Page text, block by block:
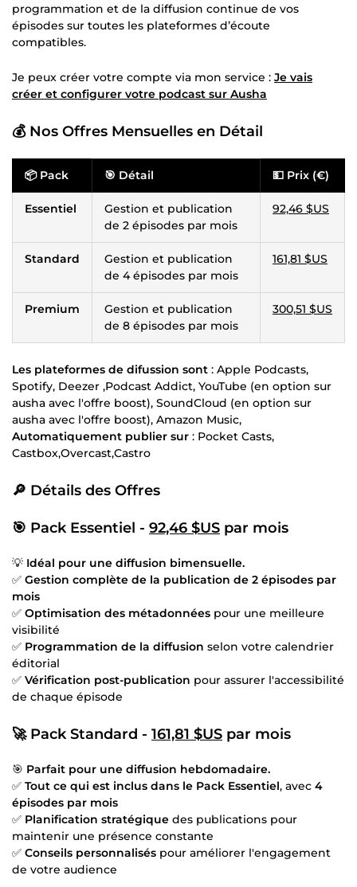
programmation et de la diffusion continue de vos
épisodes sur toutes les plateformes d’écoute
compatibles.
Je peux créer votre compte via mon service : Je vais
créer et configurer votre podcast sur Ausha
💰 Nos Offres Mensuelles en Détail
📦 Pack 🎯 Détail 💵 Prix (€)
Essentiel
Gestion et publication
de 2 épisodes par mois
92,46 $US
Standard
Gestion et publication
de 4 épisodes par mois
161,81 $US
Premium
Gestion et publication
de 8 épisodes par mois
300,51 $US
Les plateformes de difussion sont : Apple Podcasts,
Spotify, Deezer ,Podcast Addict, YouTube (en option sur
ausha avec l'offre boost), SoundCloud (en option sur
ausha avec l'offre boost), Amazon Music,
Automatiquement publier sur : Pocket Casts,
Castbox,Overcast,Castro
🔎 Détails des Offres
🎯 Pack Essentiel - 92,46 $US par mois
💡 Idéal pour une diffusion bimensuelle.
✅ Gestion complète de la publication de 2 épisodes par
mois
✅ Optimisation des métadonnées pour une meilleure
visibilité
✅ Programmation de la diffusion selon votre calendrier
éditorial
✅ Vérification post-publication pour assurer l'accessibilité
de chaque épisode
🚀 Pack Standard - 161,81 $US par mois
🎯 Parfait pour une diffusion hebdomadaire.
✅ Tout ce qui est inclus dans le Pack Essentiel, avec 4
épisodes par mois
✅ Planification stratégique des publications pour
maintenir une présence constante
✅ Conseils personnalisés pour améliorer l'engagement
de votre audience